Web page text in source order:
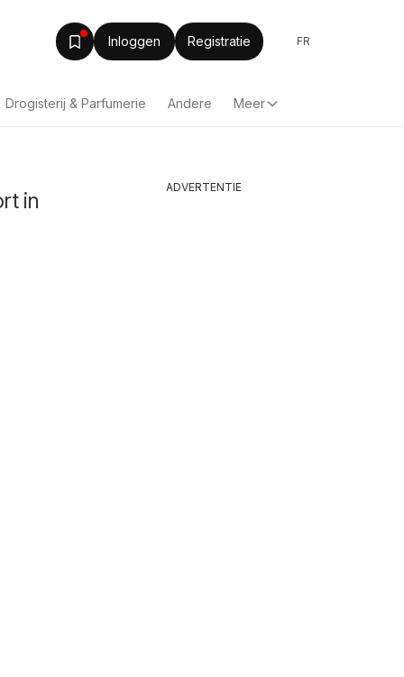
Inloggen Registratie FR
Drogisterij & Parfumerie Andere Meer
in
ADVERTENTIE